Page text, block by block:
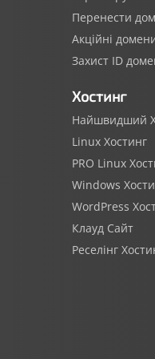
Перенести
Акційні
Захист ID
Хостинг
Найшвидший
Linux Хостинг
PRO Linux
Windows
WordPress
Клауд Сайт
Реселінг